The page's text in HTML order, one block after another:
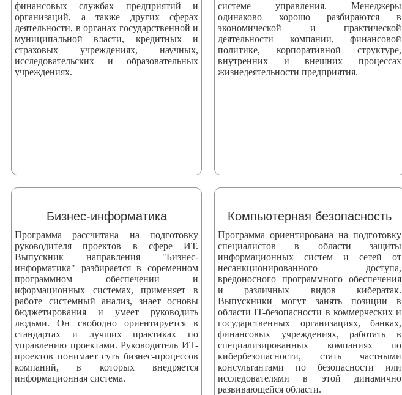
финансовых службах предприятий и
организаций, а также других сферах
деятельности, в органах государственной и
муниципальной власти, кредитных и
страховых учреждениях, научных,
исследовательских и образовательных
учреждениях.
системе управления. Менеджеры
одинаково хорошо разбираются в
экономической и практической
деятельности компании, финансовой
политике, корпоративной структуре,
внутренних и внешних процессах
жизнедеятельности предприятия.
Бизнес-информатика
Программа рассчитана на подготовку
руководителя проектов в сфере ИТ.
Выпускник направления "Бизнес-
информатика" разбирается в соременном
программном обеспечении и
иформационных системах, применяет в
работе системный анализ, знает основы
бюджетирования и умеет руководить
людьми. Он свободно ориентируется в
стандартах и лучших практиках по
управлению проектами. Руководитель ИТ-
проектов понимает суть бизнес-процессов
компаний, в которых внедряется
информационная система.
Компьютерная безопасность
Программа ориентирована на подготовку
специалистов в области защиты
информационных систем и сетей от
несанкционированного доступа,
вредоносного программного обеспечения
и различных видов кибератак.
Выпускники могут занять позиции в
области IT-безопасности в коммерческих и
государственных организациях, банках,
финансовых учреждениях, работать в
специализированных компаниях по
кибербезопасности, стать частными
консультантами по безопасности или
исследователями в этой динамично
развивающейся области.